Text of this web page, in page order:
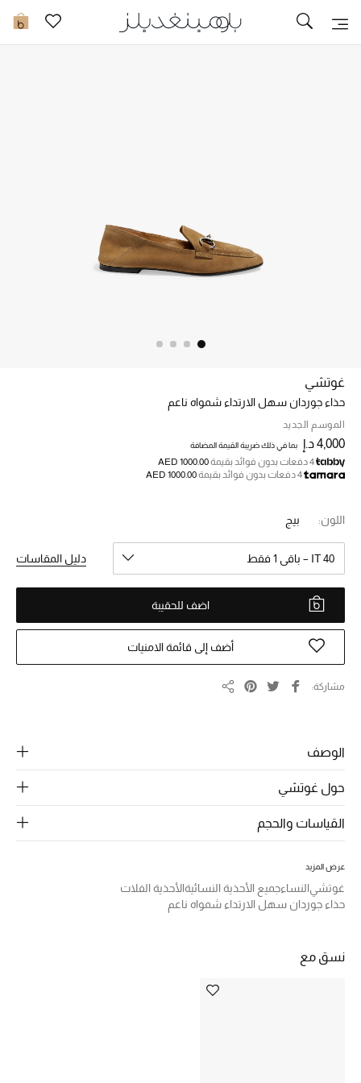
0 تخفيضات
خصم حتى 70%
تسوقوا الآن
ما وصلنا حديثاً
ما وصلنا حديثاً
الموسم الجديد
النساء
الحقائب النسائية
أحذية النسائية
الجمال
الأطفال
نسوقوا أحدث ما وصلنا
غوتشي
حذاء جوردان سهل الارتداء شمواه ناعم
الموسم الجديد
4,000 د.إ بما في ذلك ضريبة القيمة المضافة
4 دفعات بدون فوائد بقيمة
AED 1000.00
4 دفعات بدون فوائد بقيمة
AED 1000.00
اللون: بيج
IT 40 – باقي 1 فقط دليل المقاسات
اضف للحقيبة
أضف إلى قائمة الامنيات
مشاركة
الوصف
حول غوتشي
القياسات والحجم
عرض المزيد
غوتشيالنساءجميع الأحذية النسائيةالأحذية الفلات
حذاء جوردان سهل الارتداء شمواه ناعم
نسق مع